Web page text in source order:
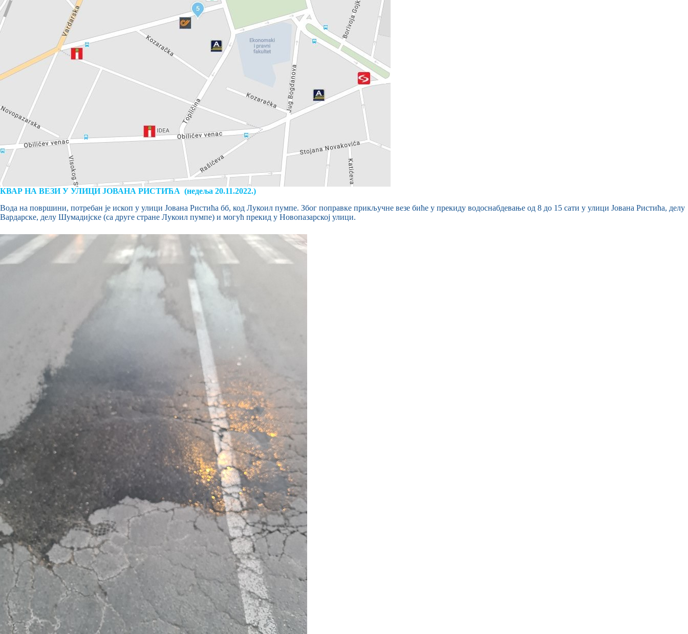
КВАР НА ВЕЗИ У УЛИЦИ ЈОВАНА РИСТИЋА (недеља 20.11.2022.)
Вода на површини, потребан је ископ у улици Јована Ристића бб, код Лукоил пумпе. Због поправке прикључне везе биће у прекиду водоснабдевање од 8 до 15 сати у улици Јована Ристића, делу
Вардарске, делу Шумадијске (са друге стране Лукоил пумпе) и могућ прекид у Новопазарској улици.